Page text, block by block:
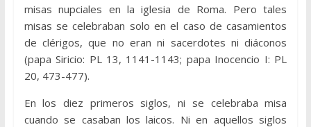
misas nupciales en la iglesia de Roma. Pero tales
misas se celebraban solo en el caso de casamientos
de clérigos, que no eran ni sacerdotes ni diáconos
(papa Siricio: PL 13, 1141-1143; papa Inocencio I: PL
20, 473-477).
En los diez primeros siglos, ni se celebraba misa
cuando se casaban los laicos. Ni en aquellos siglos